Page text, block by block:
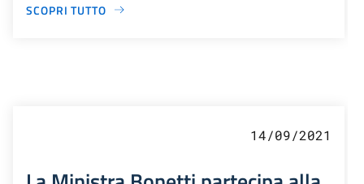
SCOPRI TUTTO
14/09/2021